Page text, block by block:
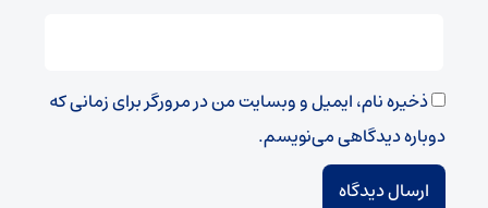
ذخیره نام، ایمیل و وبسایت من در مرورگر برای زمانی که
دوباره دیدگاهی می‌نویسم.